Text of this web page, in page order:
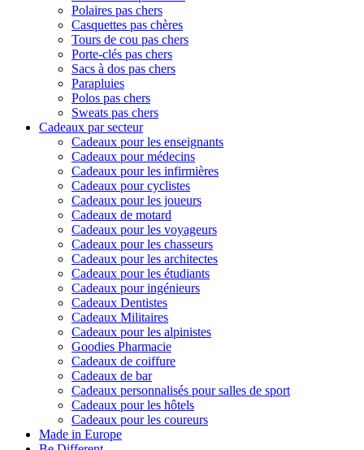
Polaires pas chers
Casquettes pas chères
Tours de cou pas chers
Porte-clés pas chers
Sacs à dos pas chers
Parapluies
Polos pas chers
Sweats pas chers
Cadeaux par secteur
Cadeaux pour les enseignants
Cadeaux pour médecins
Cadeaux pour les infirmières
Cadeaux pour cyclistes
Cadeaux pour les joueurs
Cadeaux de motard
Cadeaux pour les voyageurs
Cadeaux pour les chasseurs
Cadeaux pour les architectes
Cadeaux pour les étudiants
Cadeaux pour ingénieurs
Cadeaux Dentistes
Cadeaux Militaires
Cadeaux pour les alpinistes
Goodies Pharmacie
Cadeaux de coiffure
Cadeaux de bar
Cadeaux personnalisés pour salles de sport
Cadeaux pour les hôtels
Cadeaux pour les coureurs
Made in Europe